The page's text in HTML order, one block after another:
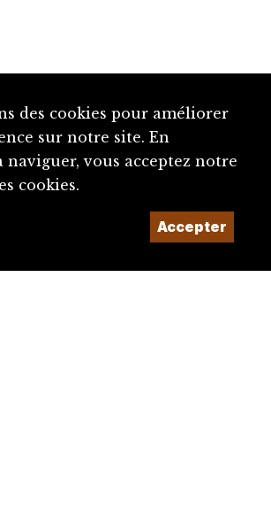
des cookies pour améliorer
sur notre site. En
vous acceptez notre
cookies.
Accepter